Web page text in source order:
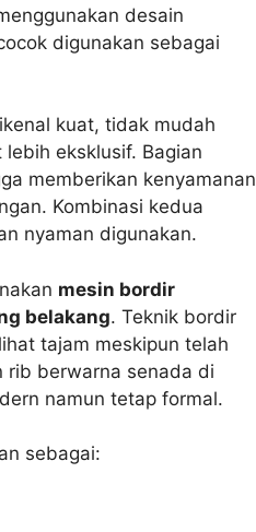
desain
digunakan sebagai
kuat, tidak mudah
eksklusif. Bagian
memberikan kenyamanan
Kombinasi kedua
nyaman digunakan.
mesin bordir
belakang. Teknik bordir
tajam meskipun telah
rib berwarna senada di
namun tetap formal.
sebagai: